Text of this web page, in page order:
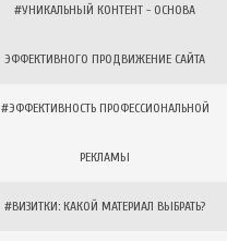
#УНИКАЛЬНЫЙ КОНТЕНТ - ОСНОВА
ЭФФЕКТИВНОГО ПРОДВИЖЕНИЕ САЙТА
#ЭФФЕКТИВНОСТЬ ПРОФЕССИОНАЛЬНОЙ
РЕКЛАМЫ
#ВИЗИТКИ: КАКОЙ МАТЕРИАЛ ВЫБРАТЬ?